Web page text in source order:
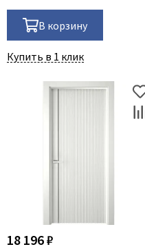
В корзину
Купить в 1 клик
18 196 ₽